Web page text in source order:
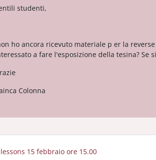
studenti,
ho ancora ricevuto materiale p er la
a fare l'esposizione della tesina? Se
Colonna
15 febbraio ore 15.00